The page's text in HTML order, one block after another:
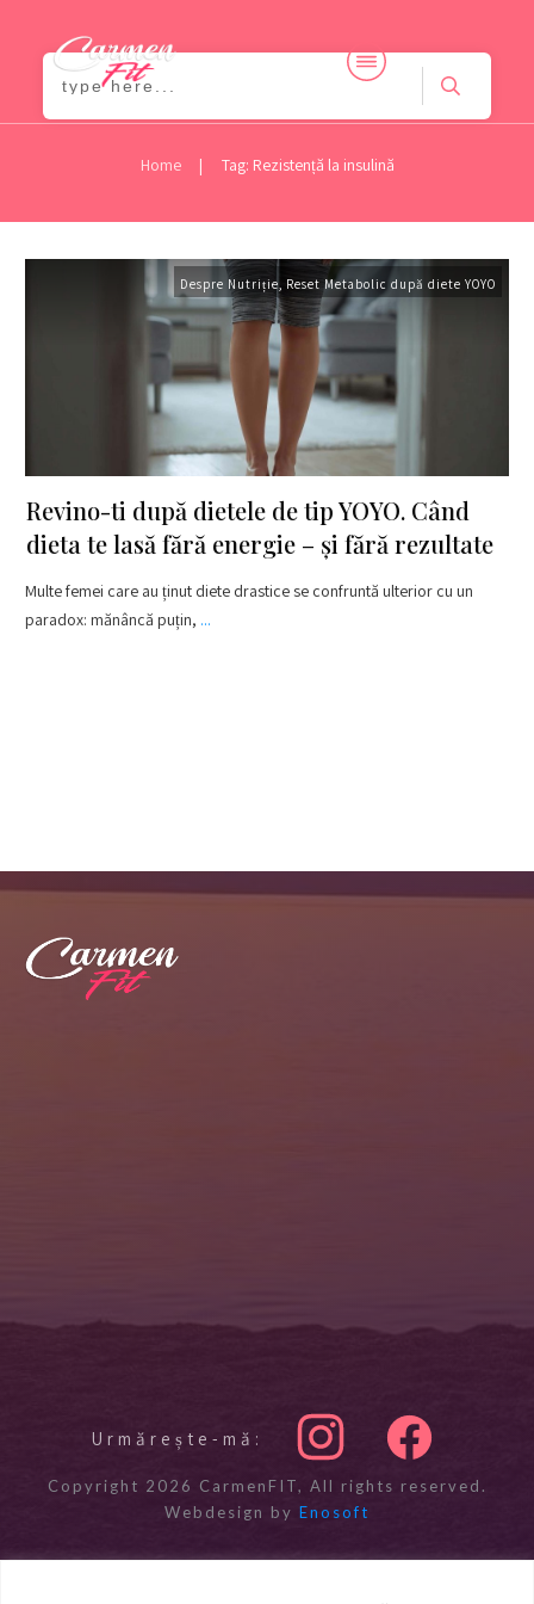
Home | Tag: Rezistență la insulină
Despre Nutriție, Reset Metabolic după diete YOYO
Revino-ti după dietele de tip YOYO. Când
dieta te lasă fără energie – și fără rezultate
Multe femei care au ținut diete drastice se confruntă ulterior cu un
paradox: mănâncă puțin, ...
Urmărește-mă:
Copyright 2026 CarmenFIT, All rights reserved.
Webdesign by Enosoft